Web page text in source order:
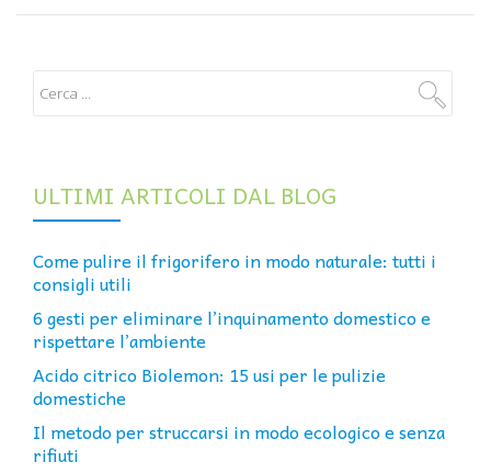
ULTIMI ARTICOLI DAL BLOG
Come pulire il frigorifero in modo naturale: tutti i
consigli utili
6 gesti per eliminare l’inquinamento domestico e
rispettare l’ambiente
Acido citrico Biolemon: 15 usi per le pulizie
domestiche
Il metodo per struccarsi in modo ecologico e senza
rifiuti